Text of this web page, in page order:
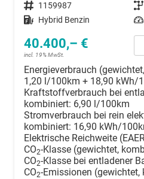
Fahrzeugnummer 1159987 Getriebe
Kraftstoff Hybrid Benzin Leistung
40.400,– €
incl. 19% MwSt.
Energieverbrauch
1,20 l/100km + 18,90 kWh/
Kraftstoffverbrauch bei
kombiniert: 6,90 l/100km
Stromverbrauch bei rein
kombiniert: 16,90 kWh/
Elektrische Reichweite
CO2-Klasse (gewichtet,
CO2-Klasse bei entladener
CO2-Emissionen (gewichtet,